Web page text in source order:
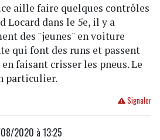
aille faire quelques contrôles
Locard dans le 5e, il y a
des "jeunes" en voiture
qui font des runs et passent
faisant crisser les pneus. Le
particulier.
Signaler
2020 à 13:25